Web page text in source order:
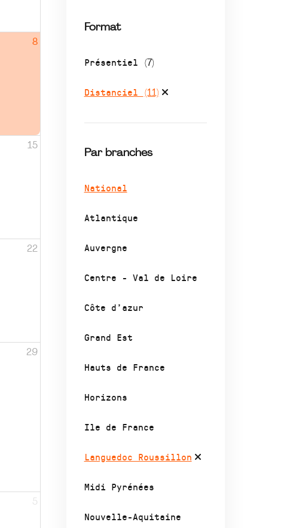
Format
Présentiel (7)
Distanciel (11)
Par branches
National
Atlantique
Auvergne
Centre - Val de Loire
Côte d’azur
Grand Est
Hauts de France
Horizons
Ile de France
Languedoc Roussillon
Midi Pyrénées
Nouvelle-Aquitaine
8
15
22
29
5